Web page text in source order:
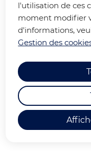
l'utilisation de ces
moment modifier
d'informations,
Gestion des
Accueil
L'édito
Ma